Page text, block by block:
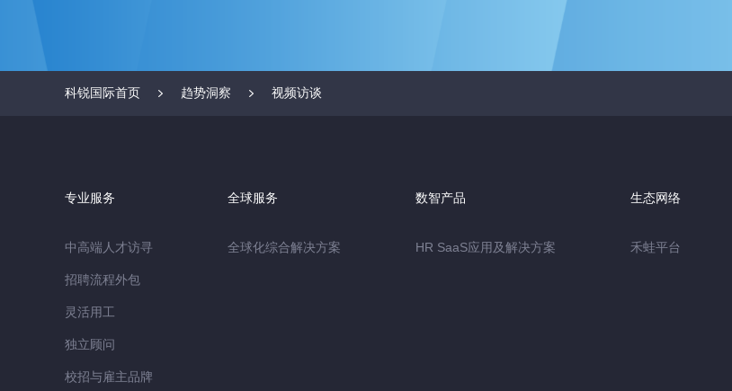
科锐国际首页 趋势洞察 视频访谈
专业服务
中高端人才访寻
招聘流程外包
灵活用工
独立顾问
校招与雇主品牌
全球服务
全球化综合解决方案
数智产品
HR SaaS应用及解决方案
生态网络
禾蛙平台